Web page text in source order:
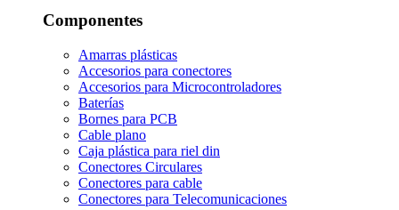
Componentes
Amarras plásticas
Accesorios para conectores
Accesorios para Microcontroladores
Baterías
Bornes para PCB
Cable plano
Caja plástica para riel din
Conectores Circulares
Conectores para cable
Conectores para Telecomunicaciones